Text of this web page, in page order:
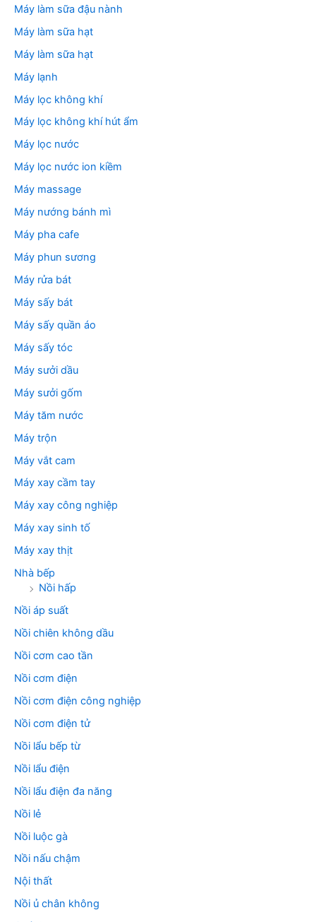
Máy làm sữa đậu nành
Máy làm sữa hạt
Máy làm sữa hạt
Máy lạnh
Máy lọc không khí
Máy lọc không khí hút ẩm
Máy lọc nước
Máy lọc nước ion kiềm
Máy massage
Máy nướng bánh mì
Máy pha cafe
Máy phun sương
Máy rửa bát
Máy sấy bát
Máy sấy quần áo
Máy sấy tóc
Máy sưởi dầu
Máy sưởi gốm
Máy tăm nước
Máy trộn
Máy vắt cam
Máy xay cầm tay
Máy xay công nghiệp
Máy xay sinh tố
Máy xay thịt
Nhà bếp
Nồi hấp
Nồi áp suất
Nồi chiên không dầu
Nồi cơm cao tần
Nồi cơm điện
Nồi cơm điện công nghiệp
Nồi cơm điện tử
Nồi lẩu bếp từ
Nồi lẩu điện
Nồi lẩu điện đa năng
Nồi lẻ
Nồi luộc gà
Nồi nấu chậm
Nội thất
Nồi ủ chân không